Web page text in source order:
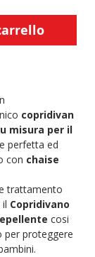
copridivan
misura per il
perfetta ed
con chaise
trattamento
Copridivano
cosi
per proteggere